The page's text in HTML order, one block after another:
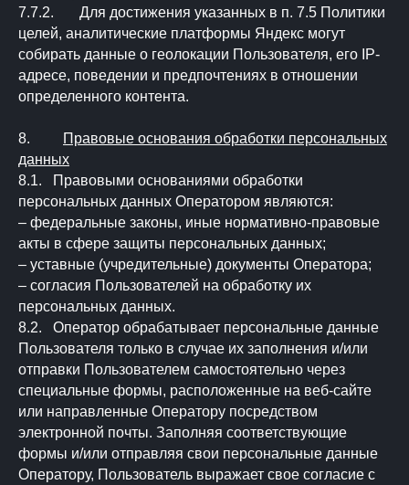
7.7.2. Для достижения указанных в п. 7.5 Политики
целей, аналитические платформы Яндекс могут
собирать данные о геолокации Пользователя, его IP-
адресе, поведении и предпочтениях в отношении
определенного контента.
8.
Правовые основания обработки персональных
данных
8.1. Правовыми основаниями обработки
персональных данных Оператором являются:
– федеральные законы, иные нормативно-правовые
акты в сфере защиты персональных данных;
– уставные (учредительные) документы Оператора;
– согласия Пользователей на обработку их
персональных данных.
8.2. Оператор обрабатывает персональные данные
Пользователя только в случае их заполнения и/или
отправки Пользователем самостоятельно через
специальные формы, расположенные на веб-сайте
или направленные Оператору посредством
электронной почты. Заполняя соответствующие
формы и/или отправляя свои персональные данные
Оператору, Пользователь выражает свое согласие с
+7 499 505-50-50
ОФИС ПРОДАЖ
MAAR DEVELOPMENT
Московская обл., ГО Истра, д. Покровское,
ул. Центральная 27/2, 2 этаж (ТЦ
«Покровский»)